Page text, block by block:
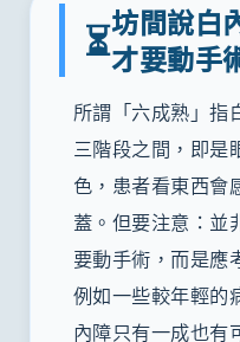
⏳坊間說白
才要動手
所謂「六成熟」指
三階段之間，即是
色，患者看東西會
蓋。但要注意：並
要動手術，而是應
例如一些較年輕的
內障只有一成也有